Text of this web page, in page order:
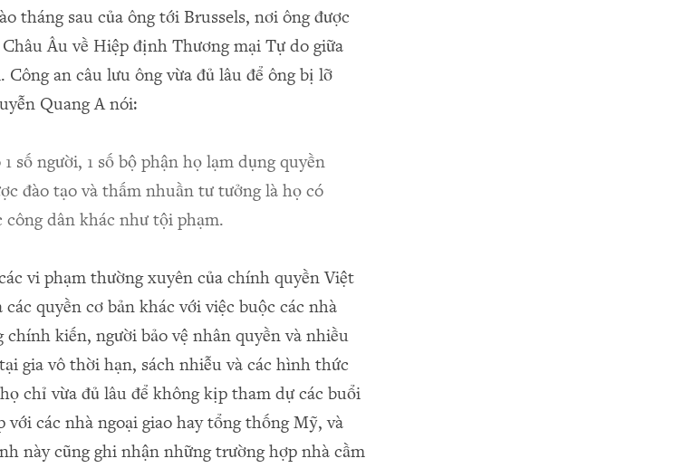
tháng sau của ông tới Brussels, nơi ông được
Âu về Hiệp định Thương mại Tự do giữa
an câu lưu ông vừa đủ lâu để ông bị lỡ
Quang A nói:
số người, 1 số bộ phận họ lạm dụng quyền
đào tạo và thấm nhuần tư tưởng là họ có
công dân khác như tội phạm.
vi phạm thường xuyên của chính quyền Việt
quyền cơ bản khác với việc buộc các nhà
kiến, người bảo vệ nhân quyền và nhiều
gia vô thời hạn, sách nhiễu và các hình thức
chỉ vừa đủ lâu để không kịp tham dự các buổi
các nhà ngoại giao hay tổng thống Mỹ, và
này cũng ghi nhận những trường hợp nhà cầm